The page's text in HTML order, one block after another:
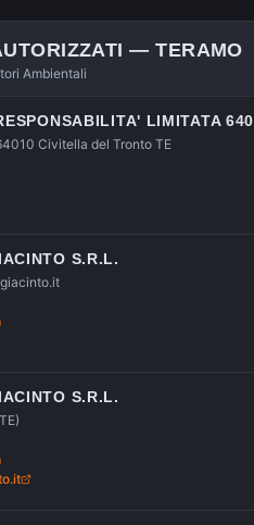
—TERAMO
Ambientali
LIMITATA
Civitella del Tronto TE
S.R.L.
S.R.L.